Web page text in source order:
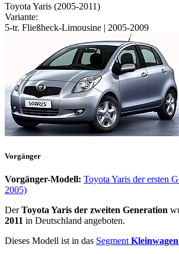
Toyota Yaris (2005-2011)
Variante:
5-tr. Fließheck-Limousine | 2005-2009
Vorgänger
Vorgänger-Modell: Toyota Yaris der ersten
2005)
DerToyota Yaris der zweiten Generation
2011 in Deutschland angeboten.
Dieses Modell ist in das Segment